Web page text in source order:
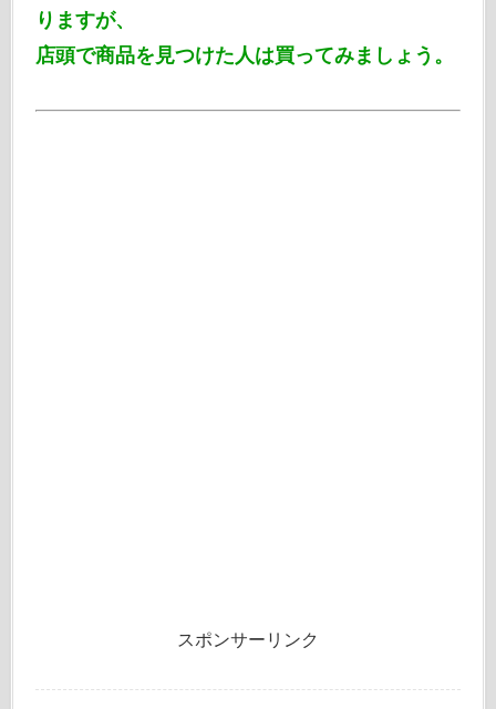
りますが、
店頭で商品を見つけた人は買ってみましょう。
スポンサーリンク